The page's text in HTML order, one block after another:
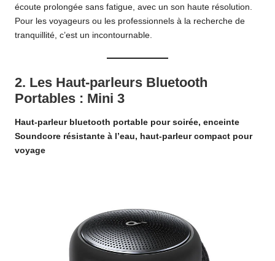
écoute prolongée sans fatigue, avec un son haute résolution.
Pour les voyageurs ou les professionnels à la recherche de
tranquillité, c’est un incontournable.
2. Les Haut-parleurs Bluetooth
Portables : Mini 3
Haut-parleur bluetooth portable pour soirée, enceinte
Soundcore résistante à l’eau, haut-parleur compact pour
voyage